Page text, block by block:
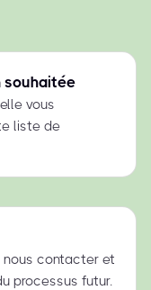
souhaitée
vous
liste de
nous contacter et
processus futur.